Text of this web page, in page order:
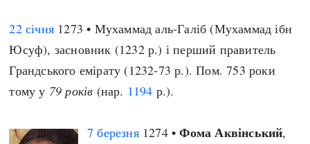
22 січня 1273 • Мухаммад аль-Галіб (Мухаммад ібн
Юсуф), засновник (1232 р.) і перший правитель
Грандського емірату (1232-73 р.). Пом. 753 роки
тому у 79 років (нар. 1194 р.).
7 березня1274 •Фома Аквінський,